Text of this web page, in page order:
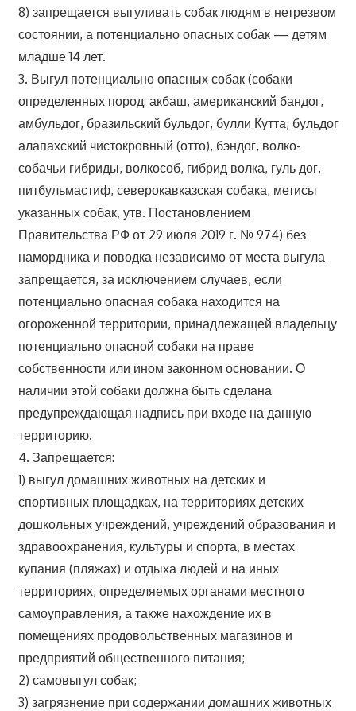
8) запрещается выгуливать собак людям в нетрезвом
состоянии, а потенциально опасных собак — детям
младше 14 лет.
3. Выгул потенциально опасных собак (собаки
определенных пород: акбаш, американский бандог,
амбульдог, бразильский бульдог, булли Кутта, бульдог
алапахский чистокровный (отто), бэндог, волко-
собачьи гибриды, волкособ, гибрид волка, гуль дог,
питбульмастиф, северокавказская собака, метисы
указанных собак, утв. Постановлением
Правительства РФ от 29 июля 2019 г. № 974) без
намордника и поводка независимо от места выгула
запрещается, за исключением случаев, если
потенциально опасная собака находится на
огороженной территории, принадлежащей владельцу
потенциально опасной собаки на праве
собственности или ином законном основании. О
наличии этой собаки должна быть сделана
предупреждающая надпись при входе на данную
территорию.
4. Запрещается:
1) выгул домашних животных на детских и
спортивных площадках, на территориях детских
дошкольных учреждений, учреждений образования и
здравоохранения, культуры и спорта, в местах
купания (пляжах) и отдыха людей и на иных
территориях, определяемых органами местного
самоуправления, а также нахождение их в
помещениях продовольственных магазинов и
предприятий общественного питания;
2) самовыгул собак;
3) загрязнение при содержании домашних животных